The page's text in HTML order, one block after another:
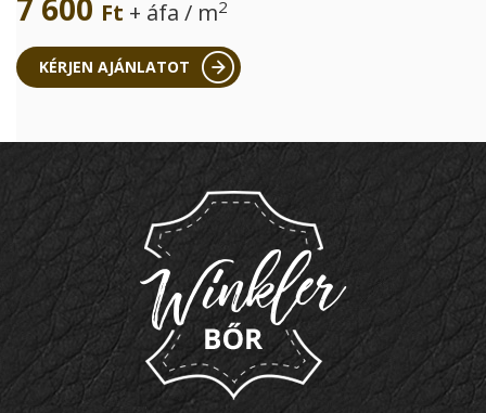
7 600 Ft + áfa / m2
KÉRJEN AJÁNLATOT